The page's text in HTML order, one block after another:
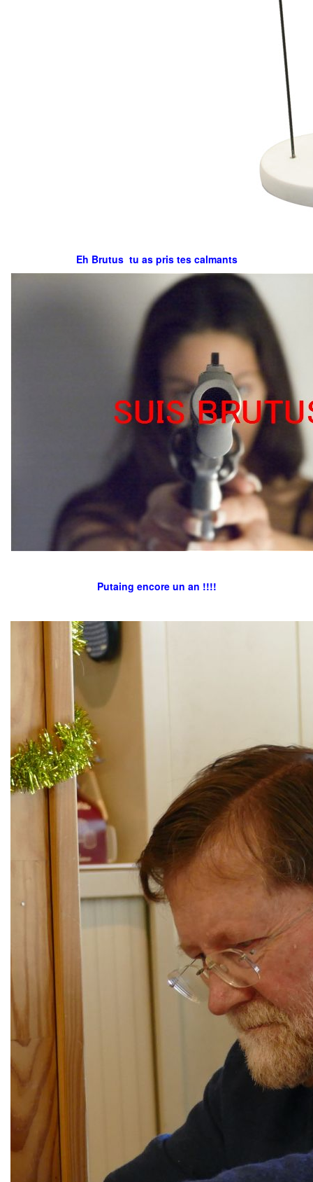
Eh Brutus tu as pris tes calmants
Putaing encore un an !!!!